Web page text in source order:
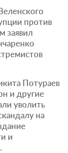
против
заявил
Потураев
и другие
уволить
на
и